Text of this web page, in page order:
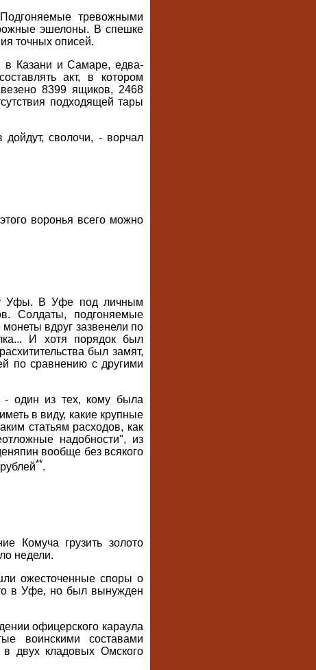
тревожными
эшелоны. В спешке
точных описей.
в Казани и Самаре, едва-
акт, в котором
8399 ящиков, 2468
подходящей тары
сволочи, - ворчал
воронья всего можно
Уфы. В Уфе под личным
Солдаты, подгоняемые
вдруг зазвенели по
И хотя порядок был
был замят,
по сравнению с другими
- один из тех, кому была
в виду, какие крупные
статьям расходов, как
надобности", из
вообще без всякого
**.
Комуча грузить золото
недели.
ожесточенные споры о
в Уфе, но был вынужден
офицерского караула
воинскими составами
двух кладовых Омского